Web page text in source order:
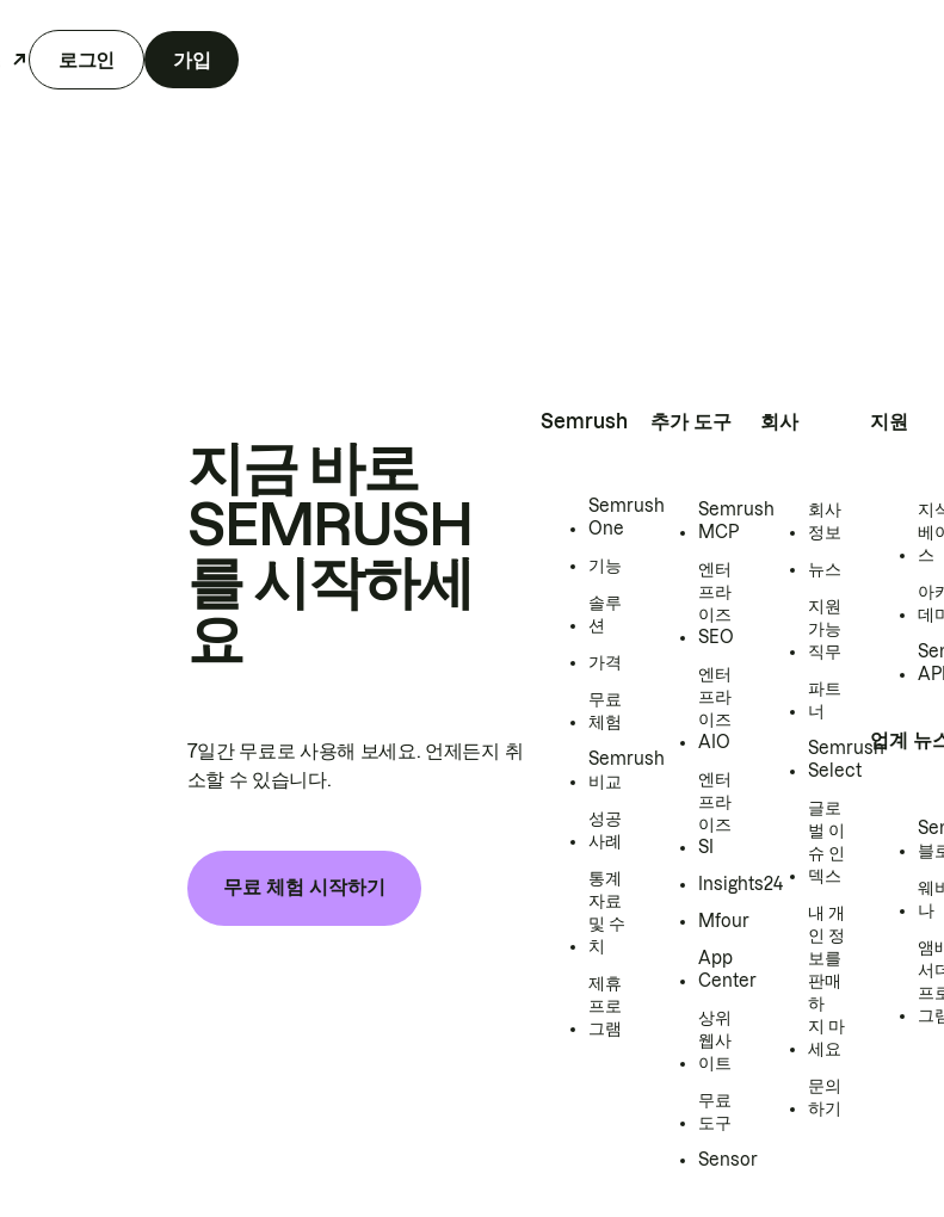
로그인 가입
지금 바로
SEMRUSH
를 시작하세
요
7일간 무료로 사용해 보세요. 언제든지 취
소할 수 있습니다.
무료 체험 시작하기
Semrush
Semrush
One
기능
솔루
션
가격
무료
체험
Semrush
비교
성공
사례
통계
자료
및 수
치
제휴
프로
그램
추가 도구
Semrush
MCP
엔터
프라
이즈
SEO
엔터
프라
이즈
AIO
엔터
프라
이즈
SI
Insights24
Mfour
App
Center
상위
웹사
이트
무료
도구
Sensor
회사
회사
정보
뉴스
지원
가능
직무
파트
너
Semrush
Select
글로
벌 이
슈 인
덱스
내 개
인 정
보를
판매
하
지 마
세요
문의
하기
지원
지
베
스
아
데
업계 뉴
블
웨
나
앰
서
프
그